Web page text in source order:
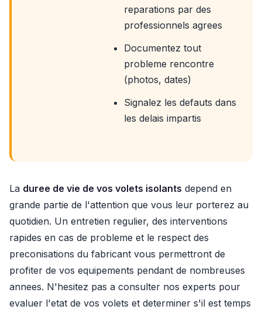
reparations par des
professionnels agrees
Documentez tout
probleme rencontre
(photos, dates)
Signalez les defauts dans
les delais impartis
La duree de vie de vos volets isolants depend en
grande partie de l'attention que vous leur porterez au
quotidien. Un entretien regulier, des interventions
rapides en cas de probleme et le respect des
preconisations du fabricant vous permettront de
profiter de vos equipements pendant de nombreuses
annees. N'hesitez pas a consulter nos experts pour
evaluer l'etat de vos volets et determiner s'il est temps